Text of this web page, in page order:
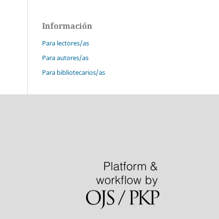
Información
Para lectores/as
Para autores/as
Para bibliotecarios/as